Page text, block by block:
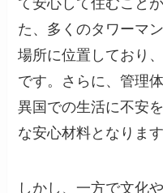
て安心して住むこと
た、多くのタワーマ
場所に位置しており
です。さらに、管理
異国での生活に不安
な安心材料となります
しかし、一方で文化